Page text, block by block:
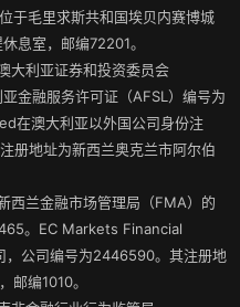
于毛里求斯共和国埃贝内赛博城
息室，邮编72201。
大利亚证券和投资委员会
金融服务许可证（AFSL）编号为
在澳大利亚以外国公司身份注
册地址为新西兰奥克兰市阿尔伯
兰金融市场管理局（FMA）的
。EC Markets Financial
，公司编号为2446590。其注册地
邮编1010。